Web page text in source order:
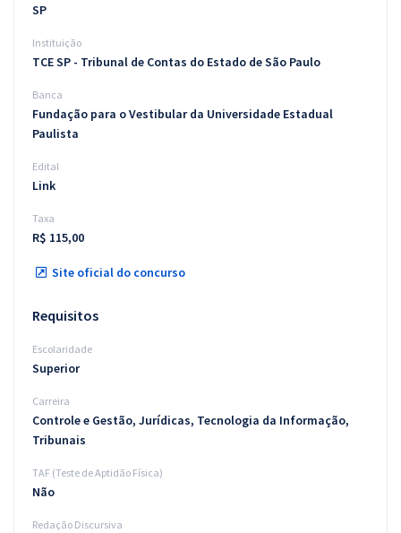
SP
Instituição
TCE SP - Tribunal de Contas do Estado de São Paulo
Banca
Fundação para o Vestibular da Universidade Estadual
Paulista
Edital
Link
Taxa
R$ 115,00
Site oficial do concurso
Requisitos
Escolaridade
Superior
Carreira
Controle e Gestão, Jurídicas, Tecnologia da Informação,
Tribunais
TAF (Teste de Aptidão Física)
Não
Redação Discursiva